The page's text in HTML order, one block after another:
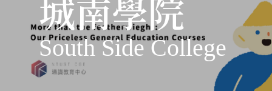
城南學院
South Side College